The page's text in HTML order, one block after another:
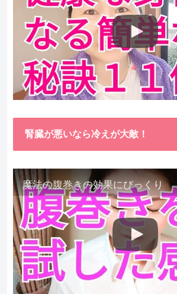
腎臓が悪いなら冷えが大敵！
魔法の腹巻きの効果にびっくり